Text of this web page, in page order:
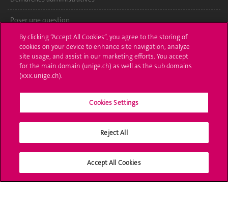
Poser une question
L'UNIGE vous informe
UNIGE Mobile
Bibliothèque
Médias sociaux UNIGE
By clicking “Accept All Cookies”, you agree to the storing of
cookies on your device to enhance site navigation, analyze
site usage, and assist in our marketing efforts. You accept
for the main domain (unige.ch) as well as the sub domains
(xxx.unige.ch).
Cookies Settings
Reject All
Accept All Cookies